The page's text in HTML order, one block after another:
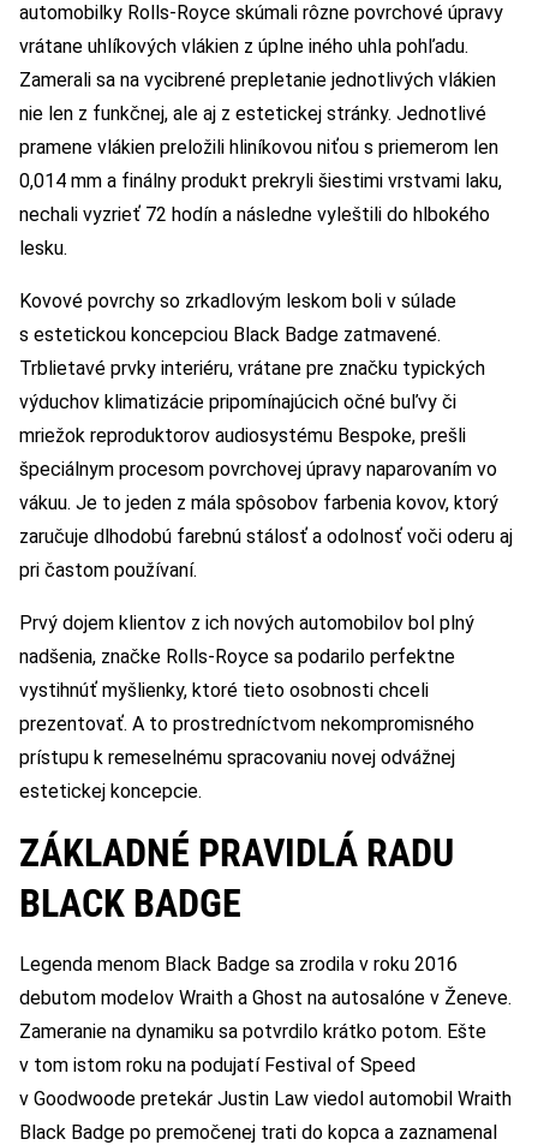
automobilky Rolls-Royce skúmali rôzne povrchové úpravy
vrátane uhlíkových vlákien z úplne iného uhla pohľadu.
Zamerali sa na vycibrené prepletanie jednotlivých vlákien
nie len z funkčnej, ale aj z estetickej stránky. Jednotlivé
pramene vlákien preložili hliníkovou niťou s priemerom len
0,014 mm a finálny produkt prekryli šiestimi vrstvami laku,
nechali vyzrieť 72 hodín a následne vyleštili do hlbokého
lesku.
Kovové povrchy so zrkadlovým leskom boli v súlade
s estetickou koncepciou Black Badge zatmavené.
Trblietavé prvky interiéru, vrátane pre značku typických
výduchov klimatizácie pripomínajúcich očné buľvy či
mriežok reproduktorov audiosystému Bespoke, prešli
špeciálnym procesom povrchovej úpravy naparovaním vo
vákuu. Je to jeden z mála spôsobov farbenia kovov, ktorý
zaručuje dlhodobú farebnú stálosť a odolnosť voči oderu aj
pri častom používaní.
Prvý dojem klientov z ich nových automobilov bol plný
nadšenia, značke Rolls-Royce sa podarilo perfektne
vystihnúť myšlienky, ktoré tieto osobnosti chceli
prezentovať. A to prostredníctvom nekompromisného
prístupu k remeselnému spracovaniu novej odvážnej
estetickej koncepcie.
ZÁKLADNÉ PRAVIDLÁ RADU
BLACK BADGE
Legenda menom Black Badge sa zrodila v roku 2016
debutom modelov Wraith a Ghost na autosalóne v Ženeve.
Zameranie na dynamiku sa potvrdilo krátko potom. Ešte
v tom istom roku na podujatí Festival of Speed
v Goodwoode pretekár Justin Law viedol automobil Wraith
Black Badge po premočenej trati do kopca a zaznamenal